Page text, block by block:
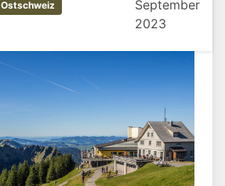
Ostschweiz
September
2023